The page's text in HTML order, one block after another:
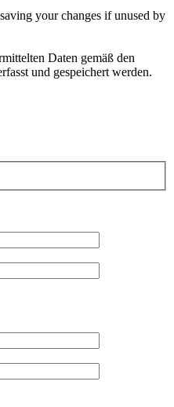
your changes if unused by
Daten gemäß den
und gespeichert werden.